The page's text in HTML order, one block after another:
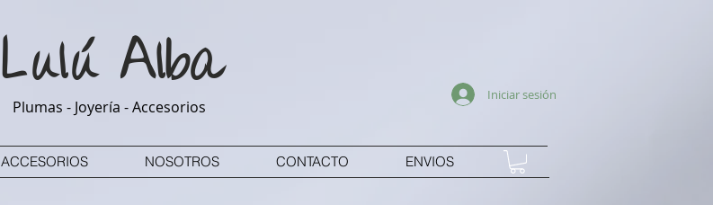
LulúAlba
Plumas - Joyería - Accesorios
Iniciar sesión
ACCESORIOS NOSOTROS CONTACTO ENVIOS